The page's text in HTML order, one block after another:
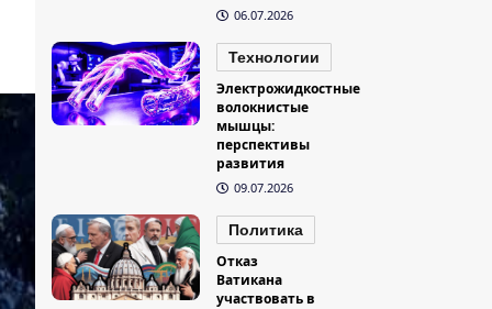
06.07.2026
Технологии
Электрожидкостные
волокнистые
мышцы:
перспективы
развития
09.07.2026
Политика
Отказ
Ватикана
участвовать в